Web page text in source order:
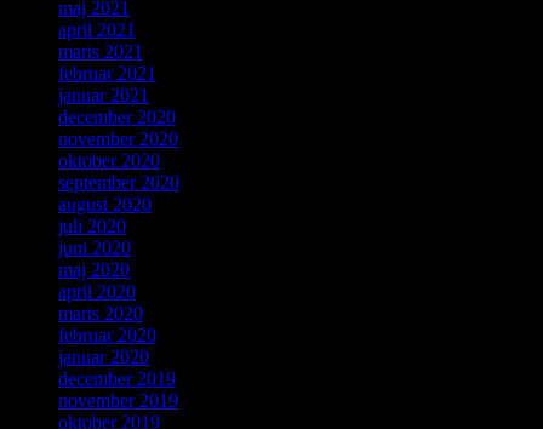
maj 2021
april 2021
marts 2021
februar 2021
januar 2021
december 2020
november 2020
oktober 2020
september 2020
august 2020
juli 2020
juni 2020
maj 2020
april 2020
marts 2020
februar 2020
januar 2020
december 2019
november 2019
oktober 2019